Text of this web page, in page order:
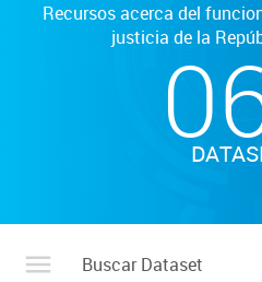
Recursos acerca del
justicia de la